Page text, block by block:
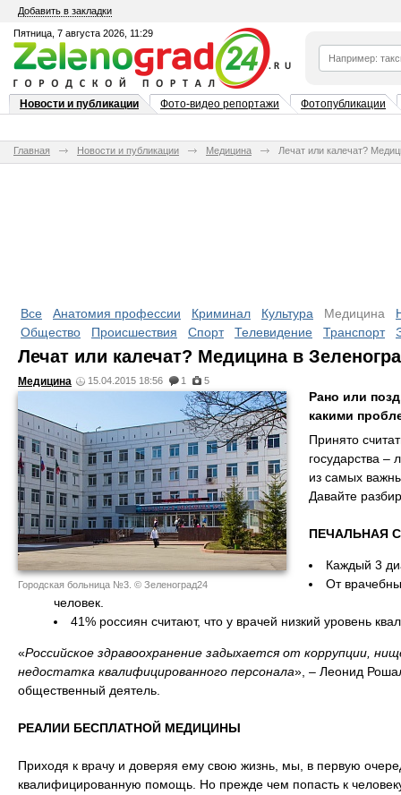
Добавить в закладки
Пятница, 7 августа 2026, 11:29
Новости и публикации Фото-видео репортажи Фотопубликации
Главная Новости и публикации Медицина Лечат или калечат?
Все Анатомия профессии Криминал Культура Медицина
Общество
Происшествия Спорт Телевидение Транспорт
Лечат или калечат? Медицина в
Медицина 15.04.2015 18:56 1 5
Городская больница №3. © Зеленоград24
Рано или
какими
Принято
государства –
из самых
Давайте
ПЕЧАЛЬНАЯ
Каждый 3
От
человек.
41% россиян считают, что у врачей низкий уровень
«Российское здравоохранение задыхается от коррупции,
недостатка квалифицированного персонала», – Леонид
общественный деятель.
РЕАЛИИ БЕСПЛАТНОЙ МЕДИЦИНЫ
Приходя к врачу и доверяя ему свою жизнь, мы, в первую
квалифицированную помощь. Но прежде чем попасть к